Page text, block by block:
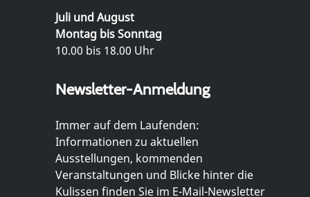
Juli und August
Montag bis Sonntag
10.00 bis 18.00 Uhr
Newsletter-Anmeldung
Immer auf dem Laufenden:
Informationen zu aktuellen
Ausstellungen, kommenden
Veranstaltungen und Blicke hinter die
Kulissen finden Sie im E-Mail-Newsletter